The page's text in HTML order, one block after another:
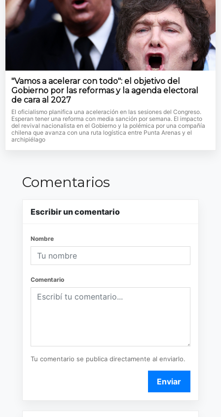
"Vamos a acelerar con todo": el objetivo del
Gobierno por las reformas y la agenda electoral
de cara al 2027
El oficialismo planifica una aceleración en las sesiones del Congreso.
Esperan tener una reforma con media sanción por semana. El impacto
del revival nacionalista en el Gobierno y la polémica por una compañía
chilena que avanza con una ruta logística entre Punta Arenas y el
archipiélago
Comentarios
Escribir un comentario
Nombre
Comentario
Tu comentario se publica directamente al enviarlo.
Enviar